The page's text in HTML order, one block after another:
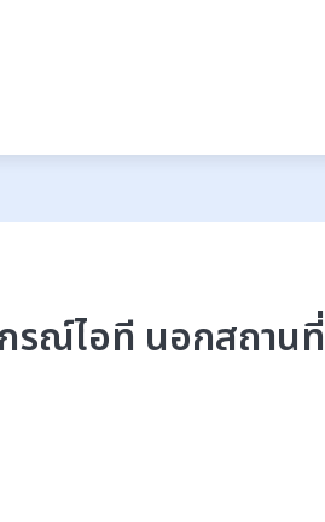
รณ์ไอที นอกสถานที่